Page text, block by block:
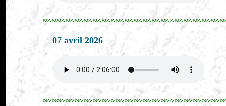
07 avril 2026